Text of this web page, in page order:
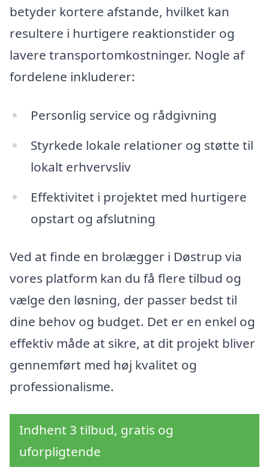
betyder kortere afstande, hvilket kan
resultere i hurtigere reaktionstider og
lavere transportomkostninger. Nogle af
fordelene inkluderer:
Personlig service og rådgivning
Styrkede lokale relationer og støtte til
lokalt erhvervsliv
Effektivitet i projektet med hurtigere
opstart og afslutning
Ved at finde en brolægger i Døstrup via
vores platform kan du få flere tilbud og
vælge den løsning, der passer bedst til
dine behov og budget. Det er en enkel og
effektiv måde at sikre, at dit projekt bliver
gennemført med høj kvalitet og
professionalisme.
Indhent 3 tilbud, gratis og
uforpligtende